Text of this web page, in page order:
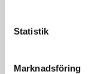
Statistik
Marknadsföring